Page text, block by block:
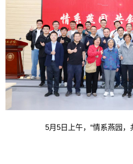
5月5日上午，“情系燕园